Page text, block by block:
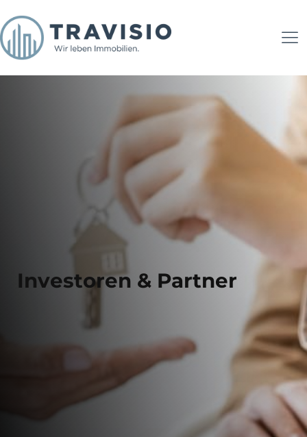
Investoren & Partner